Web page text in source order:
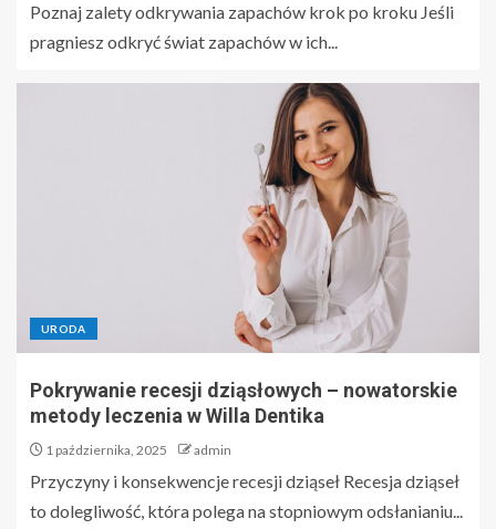
Poznaj zalety odkrywania zapachów krok po kroku Jeśli
pragniesz odkryć świat zapachów w ich...
URODA
Pokrywanie recesji dziąsłowych – nowatorskie
metody leczenia w Willa Dentika
1 października, 2025 admin
Przyczyny i konsekwencje recesji dziąseł Recesja dziąseł
to dolegliwość, która polega na stopniowym odsłanianiu...